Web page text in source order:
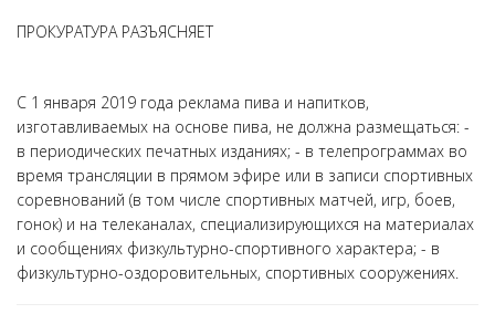
ПРОКУРАТУРА РАЗЪЯСНЯЕТ
С 1 января 2019 года реклама пива и напитков,
изготавливаемых на основе пива, не должна размещаться: -
в периодических печатных изданиях; - в телепрограммах во
время трансляции в прямом эфире или в записи спортивных
соревнований (в том числе спортивных матчей, игр, боев,
гонок) и на телеканалах, специализирующихся на материалах
и сообщениях физкультурно-спортивного характера; - в
физкультурно-оздоровительных, спортивных сооружениях.